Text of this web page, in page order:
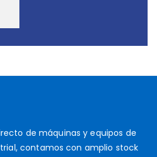
de máquinas y equipos de
contamos con amplio stock